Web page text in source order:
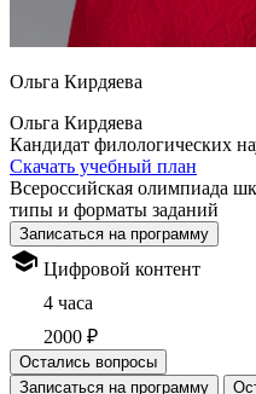
Ольга Кирдяева
Ольга Кирдяева
Кандидат филологических
Скачать учебный план
Всероссийская олимпиада
типы и форматы заданий
Записаться на программу
Цифровой контент
4 часа
2000 ₽
Остались вопросы
Записаться на программу